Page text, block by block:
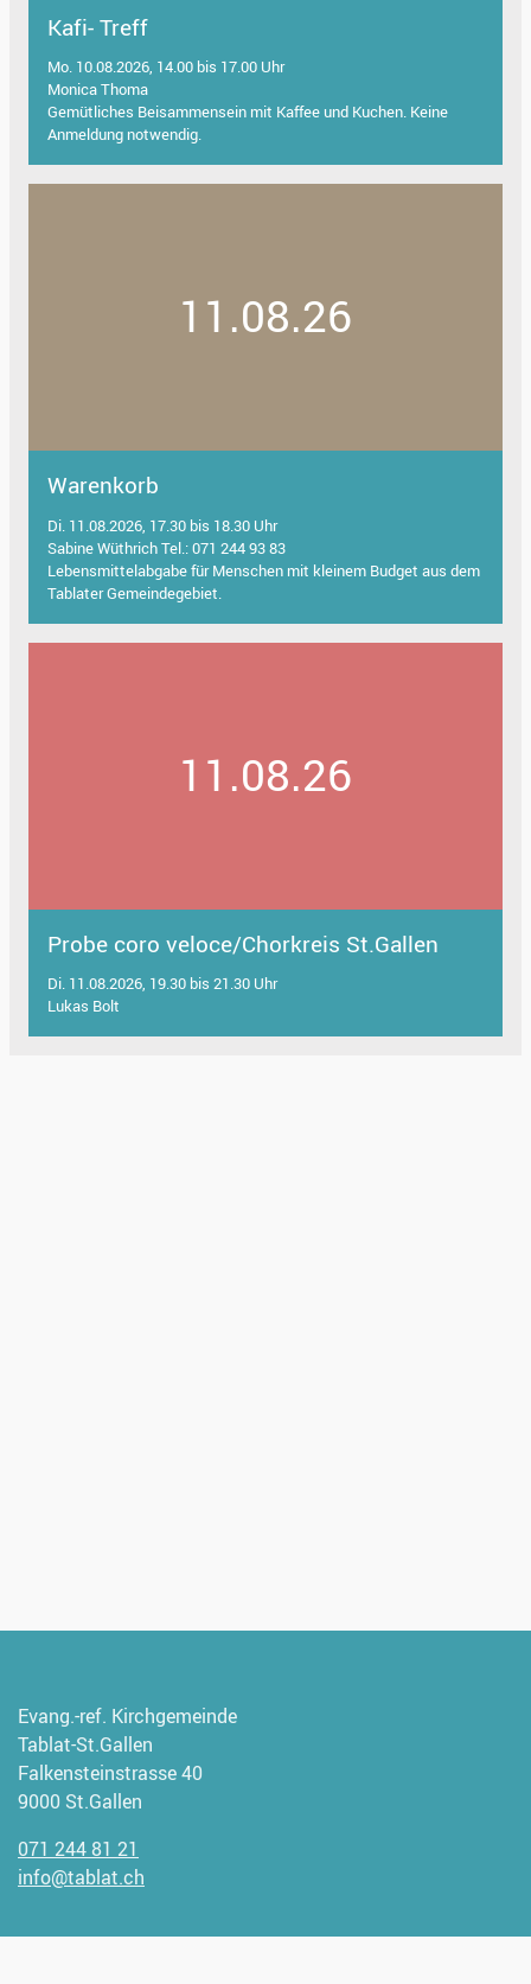
Kafi- Treff
Mo. 10.08.2026, 14.00 bis 17.00 Uhr
Monica Thoma
Gemütliches Beisammensein mit Kaffee und Kuchen. Keine
Anmeldung notwendig.
11.08.26
Warenkorb
Di. 11.08.2026, 17.30 bis 18.30 Uhr
Sabine Wüthrich Tel.: 071 244 93 83
Lebensmittelabgabe für Menschen mit kleinem Budget aus dem
Tablater Gemeindegebiet.
11.08.26
Probe coro veloce/Chorkreis St.Gallen
Di. 11.08.2026, 19.30 bis 21.30 Uhr
Lukas Bolt
Evang.-ref. Kirchgemeinde
Tablat-St.Gallen
Falkensteinstrasse 40
9000 St.Gallen
071 244 81 21
info@tablat.ch